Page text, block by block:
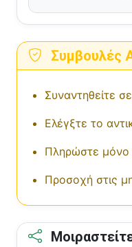
Συμβουλές
Συναντηθείτε
Ελέγξτε το
Πληρώστε μόνο
Προσοχή στις